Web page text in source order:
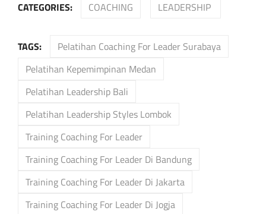
CATEGORIES: COACHING LEADERSHIP
TAGS:
Pelatihan Coaching For Leader Surabaya
Pelatihan Kepemimpinan Medan
Pelatihan Leadership Bali
Pelatihan Leadership Styles Lombok
Training Coaching For Leader
Training Coaching For Leader Di Bandung
Training Coaching For Leader Di Jakarta
Training Coaching For Leader Di Jogja